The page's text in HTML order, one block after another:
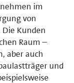
im
von
Kunden
Raum –
aber auch
und